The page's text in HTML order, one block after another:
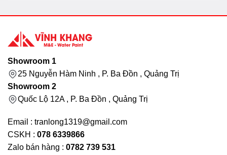
Showroom 1
25 Nguyễn Hàm Ninh , P. Ba Đồn , Quảng Trị
Showroom 2
Quốc Lộ 12A , P. Ba Đồn , Quảng Trị
Email : tranlong1319@gmail.com
CSKH : 078 6339866
Zalo bán hàng : 0782 739 531